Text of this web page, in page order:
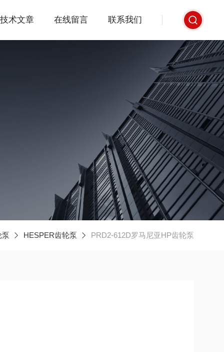
技术文章 在线留言 联系我们
泵 HESPER齿轮泵 PRD2-612D罗马尼亚HP齿轮泵